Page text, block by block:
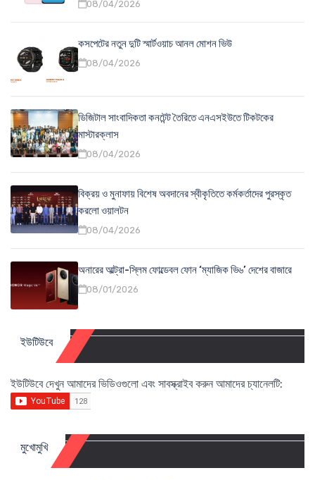
08/04/2026
কসপেটের নতুন দুটি স্মার্টওয়াচ আনল মোশন ভিউ
08/04/2026
ডিজিটাল সাংবাদিকতা কনটেন্ট তৈরিতে এনএসইউতে টিকটকের
মাস্টারক্লাস
08/04/2026
বিক্রয় ও মুনাফায় বিশেষ অবদানের স্বীকৃতিতে কর্মকর্তাদের পুরস্কৃত
করলো ওয়ালটন
08/04/2026
অনারের আল্ট্রা-স্লিম ফোল্ডেবল ফোন ‘ম্যাজিক ভি৬’ দেশের বাজারে
08/01/2026
ইউটিউবে
ইউটিউবে দেখুন আমাদের ভিডিওগুলো এবং সাবস্ক্রাইব করুন আমাদের চ্যানেলটি:
মুখোমুখি